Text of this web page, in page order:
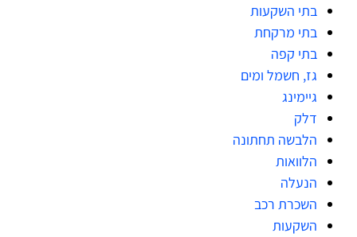
בתי השקעות
בתי מרקחת
בתי קפה
גז, חשמל ומים
גיימינג
דלק
הלבשה תחתונה
הלוואות
הנעלה
השכרת רכב
השקעות